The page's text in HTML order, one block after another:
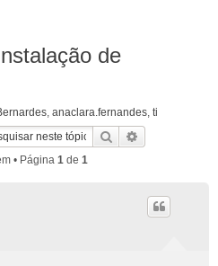
de
, anaclara.fernandes, ti
Pesquisar
• Página 1de 1